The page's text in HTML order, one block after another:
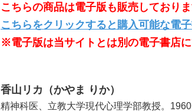
こちらの商品は電子版も販売しておりま
こちらをクリックすると購入可能な電
※電子版は当サイトとは別の電子書店に
香山リカ（かやま りか）
精神科医、立教大学現代心理学部教授。